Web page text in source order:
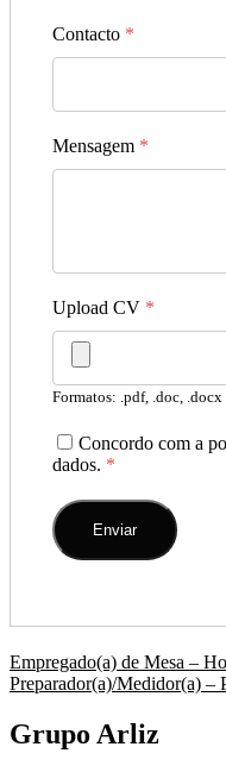
Contacto *
Mensagem *
Upload CV *
Formatos: .pdf, .doc, .docx
Concordo com a
dados. *
Navegação
de
artigos
Empregado(a) de Mesa –
Preparador(a)/Medidor(a) –
Grupo Arliz